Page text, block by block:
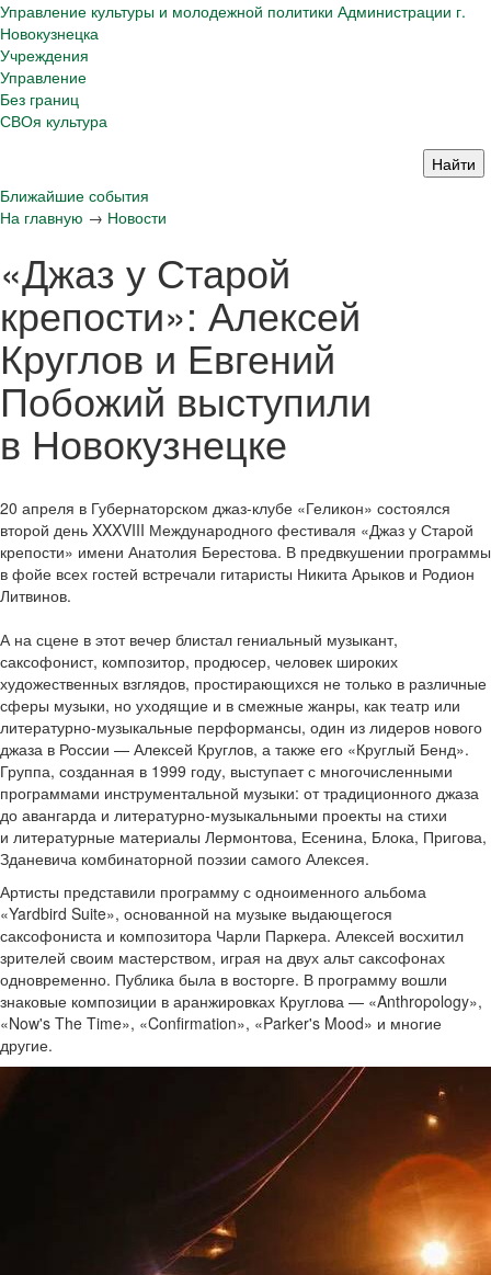
Управление культуры и молодежной политики Администрации г.
Новокузнецка
Учреждения
Управление
Без границ
СВОя культура
Ближайшие события
На главную → Новости
«Джаз у Старой
крепости»: Алексей
Круглов и Евгений
Побожий выступили
в Новокузнецке
20 апреля в Губернаторском джаз-клубе «Геликон» состоялся
второй день XXXVIII Международного фестиваля «Джаз у Старой
крепости» имени Анатолия Берестова. В предвкушении программы
в фойе всех гостей встречали гитаристы Никита Арыков и Родион
Литвинов.
А на сцене в этот вечер блистал гениальный музыкант,
саксофонист, композитор, продюсер, человек широких
художественных взглядов, простирающихся не только в различные
сферы музыки, но уходящие и в смежные жанры, как театр или
литературно-музыкальные перформансы, один из лидеров нового
джаза в России — Алексей Круглов, а также его «Круглый Бенд».
Группа, созданная в 1999 году, выступает с многочисленными
программами инструментальной музыки: от традиционного джаза
до авангарда и литературно-музыкальными проекты на стихи
и литературные материалы Лермонтова, Есенина, Блока, Пригова,
Зданевича комбинаторной поэзии самого Алексея.
Артисты представили программу с одноименного альбома
«Yardbird Suite», основанной на музыке выдающегося
саксофониста и композитора Чарли Паркера. Алексей восхитил
зрителей своим мастерством, играя на двух альт саксофонах
одновременно. Публика была в восторге. В программу вошли
знаковые композиции в аранжировках Круглова — «Anthropology»,
«Now's The Time», «Confirmation», «Parker's Mood» и многие
другие.